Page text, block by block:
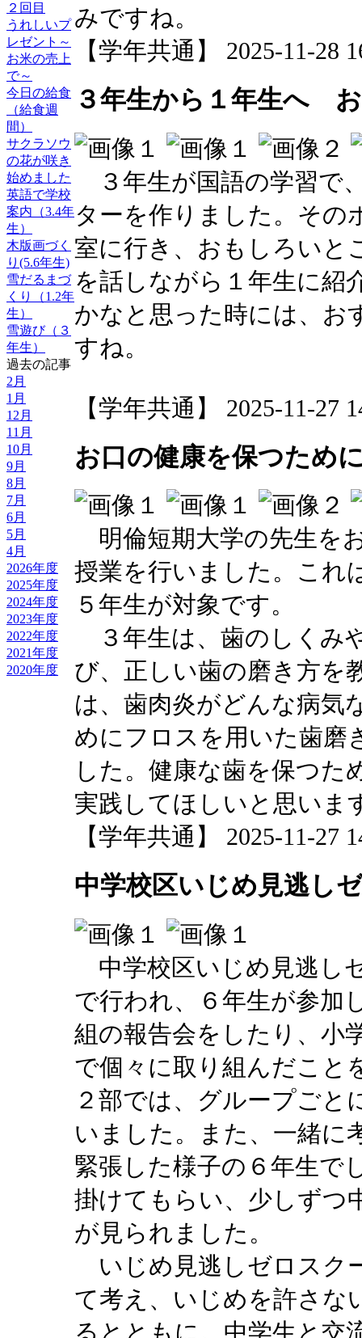
２回目
うれしいプ
レゼント～
お米の売上
で～
今日の給食
（給食週
間）
サクラソウ
の花が咲き
始めました
英語で学校
案内（3.4年
生）
木版画づく
り(5.6年生)
雪だるまづ
くり（1.2年
生）
雪遊び（３
年生）
過去の記事
2月
1月
12月
11月
10月
9月
8月
7月
6月
5月
4月
2026年度
2025年度
2024年度
2023年度
2022年度
2021年度
2020年度
みですね。
【学年共通】 2025-11-28
３年生から１年生へ
３年生が国語の学習で
ターを作りました。その
室に行き、おもしろいと
を話しながら１年生に紹
かなと思った時には、お
すね。
【学年共通】 2025-11-27
お口の健康を保つため
明倫短期大学の先生を
授業を行いました。これ
５年生が対象です。
３年生は、歯のしくみ
び、正しい歯の磨き方を
は、歯肉炎がどんな病気
めにフロスを用いた歯磨
した。健康な歯を保つた
実践してほしいと思いま
【学年共通】 2025-11-27
中学校区いじめ見逃し
中学校区いじめ見逃し
で行われ、６年生が参加
組の報告会をしたり、小
で個々に取り組んだこと
２部では、グループごと
いました。また、一緒に
緊張した様子の６年生で
掛けてもらい、少しずつ
が見られました。
いじめ見逃しゼロスク
て考え、いじめを許さな
るとともに、中学生と交